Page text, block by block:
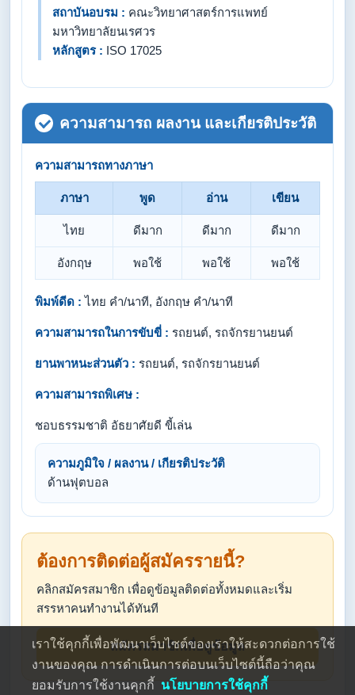
สถาบันอบรม : คณะวิทยาศาสตร์การแพทย์
มหาวิทยาลัยนเรศวร
หลักสูตร : ISO 17025
ความสามารถ ผลงาน และเกียรติประวัติ
ความสามารถทางภาษา
ภาษา พูด อ่าน เขียน
ไทย ดีมาก ดีมาก ดีมาก
อังกฤษ พอใช้ พอใช้ พอใช้
พิมพ์ดีด : ไทย คำ/นาที, อังกฤษ คำ/นาที
ความสามารถในการขับขี่ : รถยนต์, รถจักรยานยนต์
ยานพาหนะส่วนตัว : รถยนต์, รถจักรยานยนต์
ความสามารถพิเศษ :
ชอบธรรมชาติ อัธยาศัยดี ขี้เล่น
ความภูมิใจ / ผลงาน / เกียรติประวัติ
ด้านฟุตบอล
ต้องการติดต่อผู้สมัครรายนี้?
คลิกสมัครสมาชิก เพื่อดูข้อมูลติดต่อทั้งหมดและเริ่ม
สรรหาคนทำงานได้ทันที
สมัครสมาชิกเพื่อดูข้อมูล
เราใช้คุกกี้เพื่อพัฒนาเว็บไซต์ของเราให้สะดวกต่อการใช้
งานของคุณ การดำเนินการต่อบนเว็บไซต์นี้ถือว่าคุณ
ยอมรับการใช้งานคุกกี้ นโยบายการใช้คุกกี้